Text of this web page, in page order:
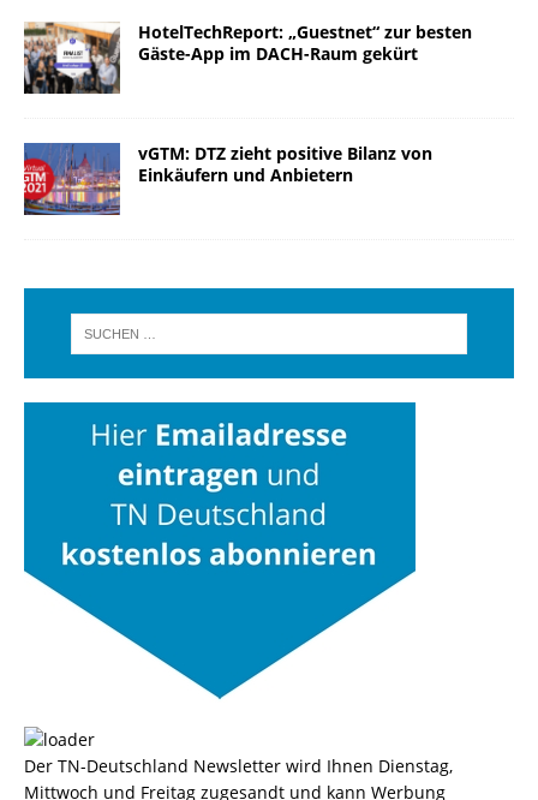
HotelTechReport: „Guestnet“ zur besten
Gäste-App im DACH-Raum gekürt
vGTM: DTZ zieht positive Bilanz von
Einkäufern und Anbietern
Der TN-Deutschland Newsletter wird Ihnen Dienstag,
Mittwoch und Freitag zugesandt und kann Werbung